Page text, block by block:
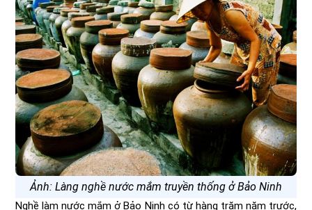
Ảnh: Làng nghề nước mắm truyền thống ở Bảo Ninh
Nghề làm nước mắm ở Bảo Ninh có từ hàng trăm năm trước,